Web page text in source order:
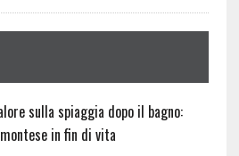
sulla spiaggia dopo il bagno:
in fin di vita